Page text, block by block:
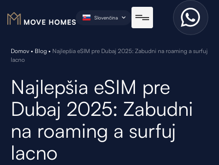
Slovenčina
Domov • Blog • Najlepšia eSIM pre Dubaj 2025: Zabudni na roaming a surfuj
lacno
Najlepšia eSIM pre
Dubaj 2025: Zabudni
na roaming a surfuj
lacno